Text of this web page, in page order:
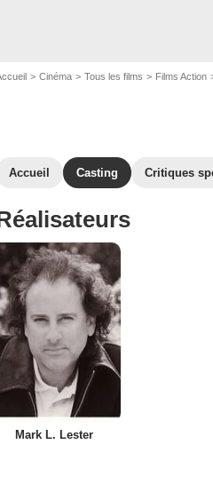
Cinéma Tous les films Films Action
Accueil Casting Critiques
Mark L. Lester